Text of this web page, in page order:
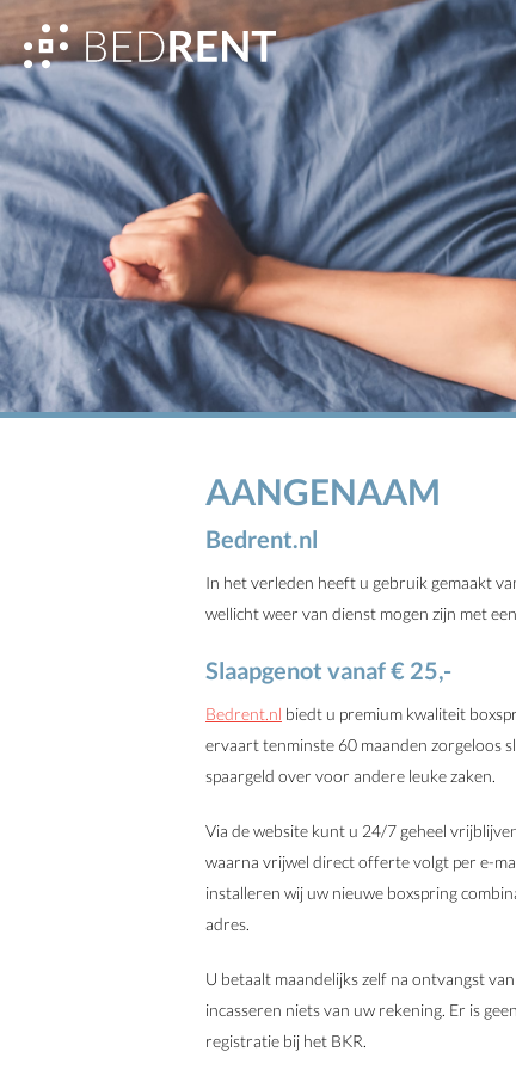
AANGENAAM
Bedrent.nl
In het verleden heeft u gebruik gemaakt
wellicht weer van dienst mogen zijn met
Slaapgenot vanaf € 25,-
Bedrent.nl biedt u premium kwaliteit
ervaart tenminste 60 maanden zorgeloos
spaargeld over voor andere leuke zaken.
Via de website kunt u 24/7 geheel
waarna vrijwel direct offerte volgt per e-
installeren wij uw nieuwe boxspring
adres.
U betaalt maandelijks zelf na ontvangst
incasseren niets van uw rekening. Er is
registratie bij het BKR.